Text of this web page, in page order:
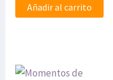
Añadir al carrito